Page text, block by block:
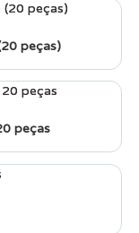
peças)
peças